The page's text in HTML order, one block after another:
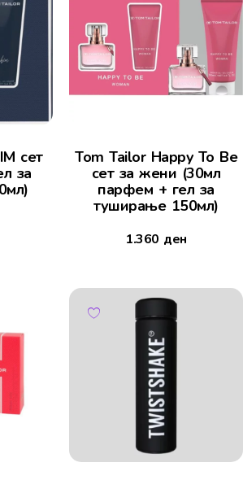
сет
за
Tom Tailor Happy To Be
сет за жени (30мл
парфем + гел за
туширање 150мл)
1.360 ден